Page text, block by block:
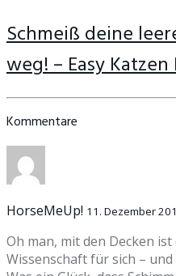
Schmeiß deine
weg! – Easy Katzen
Kommentare
HorseMeUp! 11. Dezember
Oh man, mit den Decken
Wissenschaft für sich – und